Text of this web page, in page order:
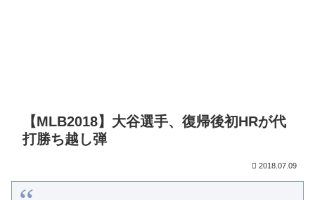
【MLB2018】大谷選手、復帰後初HRが代
打勝ち越し弾
2018.07.09